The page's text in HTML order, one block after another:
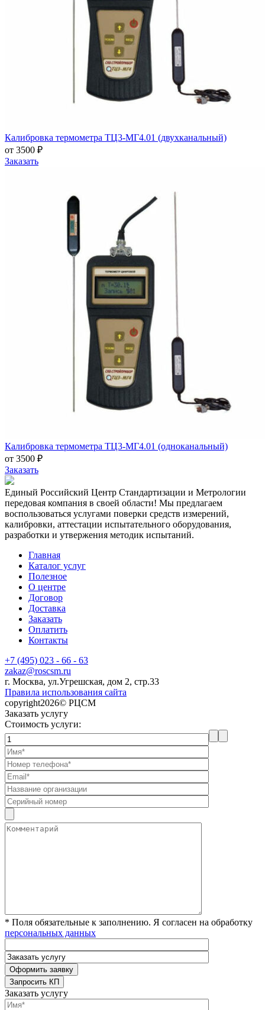
Калибровка термометра ТЦ3-МГ4.01 (двухканальный)
от 3500 ₽
Заказать
Калибровка термометра ТЦ3-МГ4.01 (одноканальный)
от 3500 ₽
Заказать
Единый Российский Центр Стандартизации и Метрологии
передовая компания в своей области! Мы предлагаем
воспользоваться услугами поверки средств измерений,
калибровки, аттестации испытательного оборудования,
разработки и утвержения методик испытаний.
Главная
Каталог услуг
Полезное
О центре
Договор
Доставка
Заказать
Оплатить
Контакты
+7 (495) 023 - 66 - 63
zakaz@roscsm.ru
г. Москва, ул.Угрешская, дом 2, стр.33
Правила использования сайта
copyright2026© РЦСМ
Заказать услугу
Стоимость услуги:
* Поля обязательные к заполнению. Я согласен на обработку
персональных данных
Заказать услугу